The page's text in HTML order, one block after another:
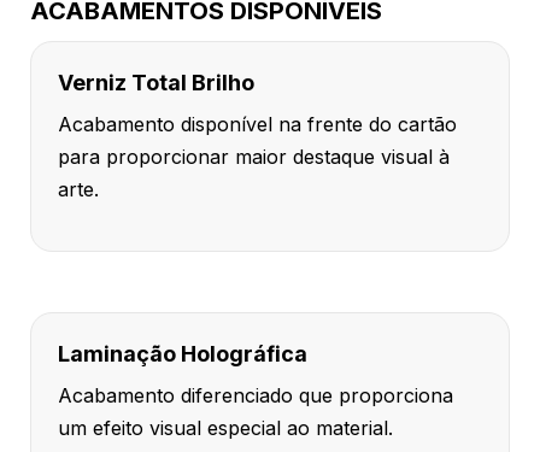
ACABAMENTOS DISPONÍVEIS
Verniz Total Brilho
Acabamento disponível na frente do cartão
para proporcionar maior destaque visual à
arte.
Laminação Holográfica
Acabamento diferenciado que proporciona
um efeito visual especial ao material.